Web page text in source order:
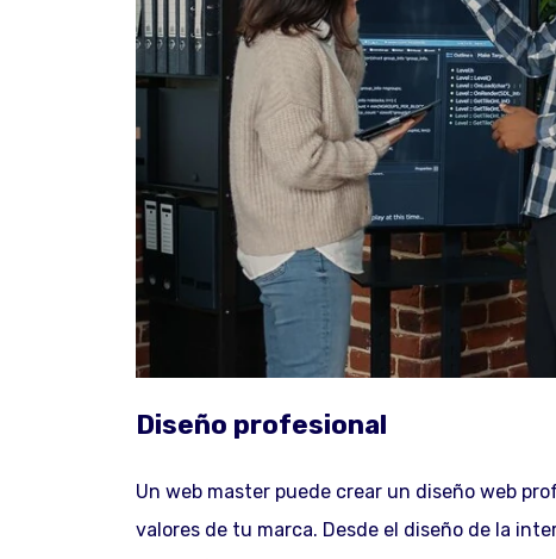
Diseño profesional
Un web master puede crear un diseño web
valores de tu marca. Desde el diseño de la